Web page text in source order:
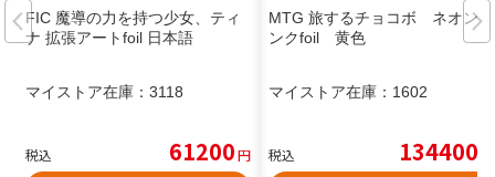
FIC 魔導の力を持つ少女、ティ
ナ 拡張アートfoil 日本語
マイストア在庫： 3118
税込 61200円
MTG 旅するチョコボ ネオンイ
ンクfoil 黄色
マイストア在庫： 1602
税込 134400